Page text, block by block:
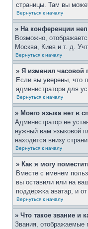
страницы. Там вы
Вернуться к началу
» На конференции
Возможно,
Москва, Киев и т. д.
Вернуться к началу
» Я изменил часовой
Если вы уверены, что
администратора для
Вернуться к началу
» Моего языка нет в
Администратор не
нужный вам языковой
находится внизу
Вернуться к началу
» Как я могу
Вместе с именем
вы оставили или на
поддержка аватар, и
Вернуться к началу
» Что такое звание и
Звания, отображаемые